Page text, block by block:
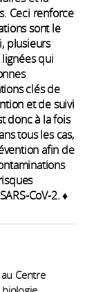
Ceci renforce
sont le
plusieurs
qui
clés de
et de suivi
donc à la fois
tous les cas,
afin de
CoV-2. ♦
Centre